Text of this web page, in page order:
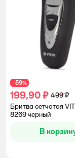
−59%
199,90 ₽ 499 ₽
Бритва сетчатая
8269 черный
В